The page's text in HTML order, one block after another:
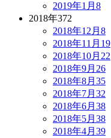
2019年1月 8
2018年372
2018年12月 8
2018年11月 19
2018年10月 22
2018年9月 26
2018年8月 35
2018年7月 32
2018年6月 38
2018年5月 38
2018年4月 39